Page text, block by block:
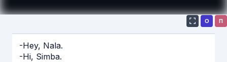
Если видео долго не грузится, выключите VPN
О П
-Hey, Nala.
-Hi, Simba.